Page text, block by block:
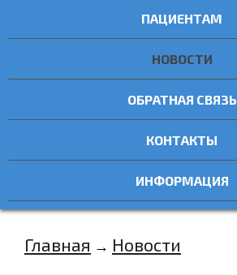
ПАЦИЕНТАМ
НОВОСТИ
ОБРАТНАЯ СВЯЗЬ
КОНТАКТЫ
ИНФОРМАЦИЯ
Главная → Новости